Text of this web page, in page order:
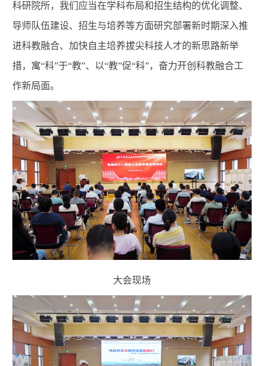
科研院所，我们应当在学科布局和招生结构的优化调整、
导师队伍建设、招生与培养等方面研究部署新时期深入推
进科教融合、加快自主培养拔尖科技人才的新思路新举
措，寓“科”于“教”、以“教”促“科”，奋力开创科教融合工
作新局面。
大会现场